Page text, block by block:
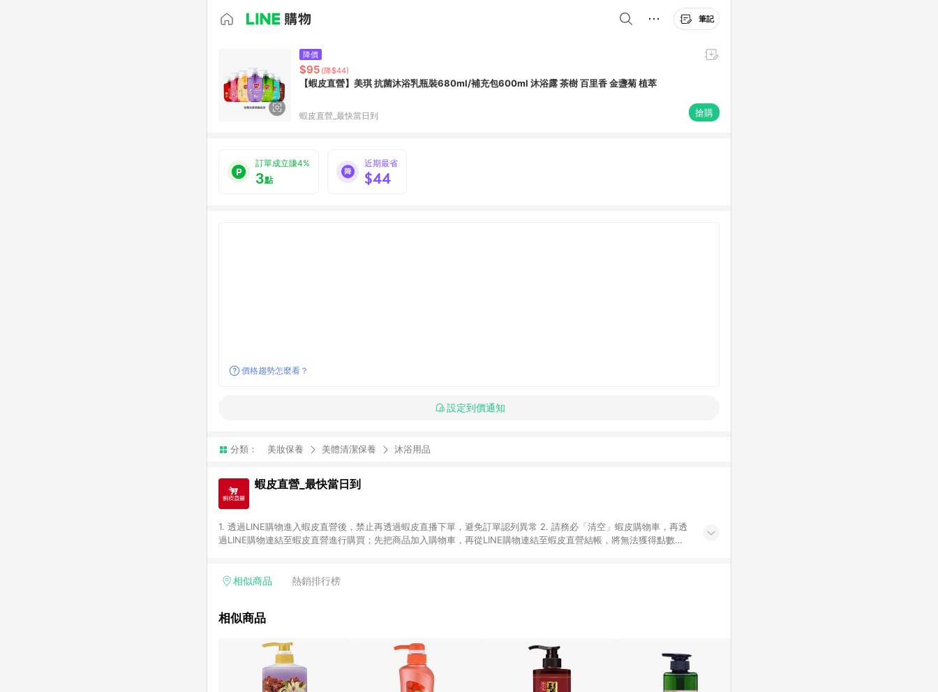
筆記
降價
$95 (降$44)
【蝦皮直營】美琪 抗菌沐浴乳瓶裝680ml/補充包600ml 沐浴露 茶樹 百里香 金盞菊 植萃
蝦皮直營_最快當日到 搶購
訂單成立賺4%
3點
近期最省
$44
價格趨勢怎麼看？
設定到價通知
分類： 美妝保養 美體清潔保養 沐浴用品
蝦皮直營_最快當日到
1. 透過LINE購物進入蝦皮直營後，禁止再透過蝦皮直播下單，避免訂單認列異常 2. 請務必「清空」蝦皮購物車，再透
過LINE購物連結至蝦皮直營進行購買；先把商品加入購物車，再從LINE購物連結至蝦皮直營結帳，將無法獲得點數回
機、汽機車、一歲以下嬰兒配方奶粉、醫療器材：回饋０％ 詳細不回饋商品請見此公告 https://reurl.cc/Gazvnp 5.
同一瀏覽器進行交易（若自動跳轉 APP，請在 APP交易）。 9. 若使用不同物流或付款方式，將拆分成不同筆訂單編號
皮的會員ID進行綁定，若後續七天內未透過其他媒體來源導入蝦皮官網，則七天內於該蝦皮帳號下訂的首筆訂單會被蝦
皮認列為該LINE用戶導購跳轉時所成立之訂單。 12. 若同一用戶使用一個以上蝦皮帳號透過LINE購物進行導購，將可
能導致無法收到導購通知，亦可能無法收到點數，再請留意。 13. 請注意以下行為將可能導致無法取得 LINE POINTS
點數回饋資格：使用非指定之途徑及方式完成交易，或經由蝦皮系統判斷點擊路徑不符合回饋資格或規則者。 14. 若有
相似商品 熱銷排行榜
相似商品